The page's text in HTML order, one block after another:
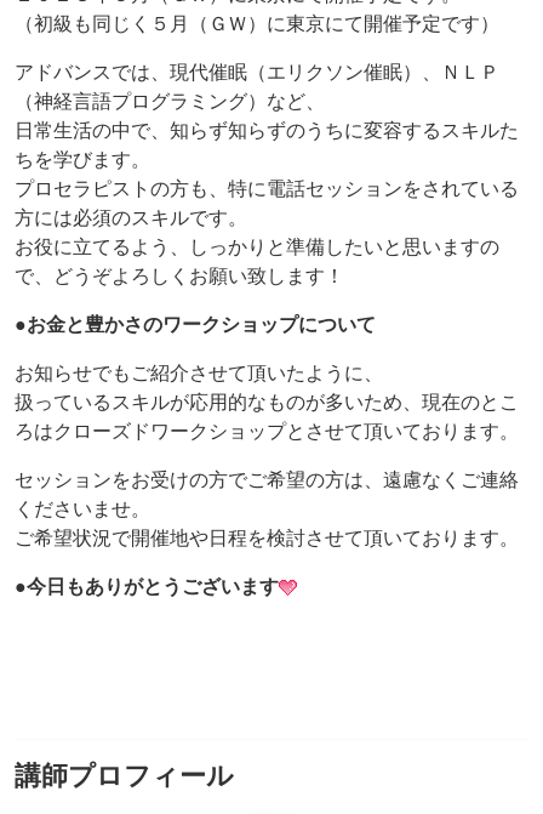
（初級も同じく５月（ＧＷ）に東京にて開催予定です）
アドバンスでは、現代催眠（エリクソン催眠）、ＮＬＰ
（神経言語プログラミング）など、
日常生活の中で、知らず知らずのうちに変容するスキルた
ちを学びます。
プロセラピストの方も、特に電話セッションをされている
方には必須のスキルです。
お役に立てるよう、しっかりと準備したいと思いますの
で、どうぞよろしくお願い致します！
●お金と豊かさのワークショップについて
お知らせでもご紹介させて頂いたように、
扱っているスキルが応用的なものが多いため、現在のとこ
ろはクローズドワークショップとさせて頂いております。
セッションをお受けの方でご希望の方は、遠慮なくご連絡
くださいませ。
ご希望状況で開催地や日程を検討させて頂いております。
●今日もありがとうございます
講師プロフィール